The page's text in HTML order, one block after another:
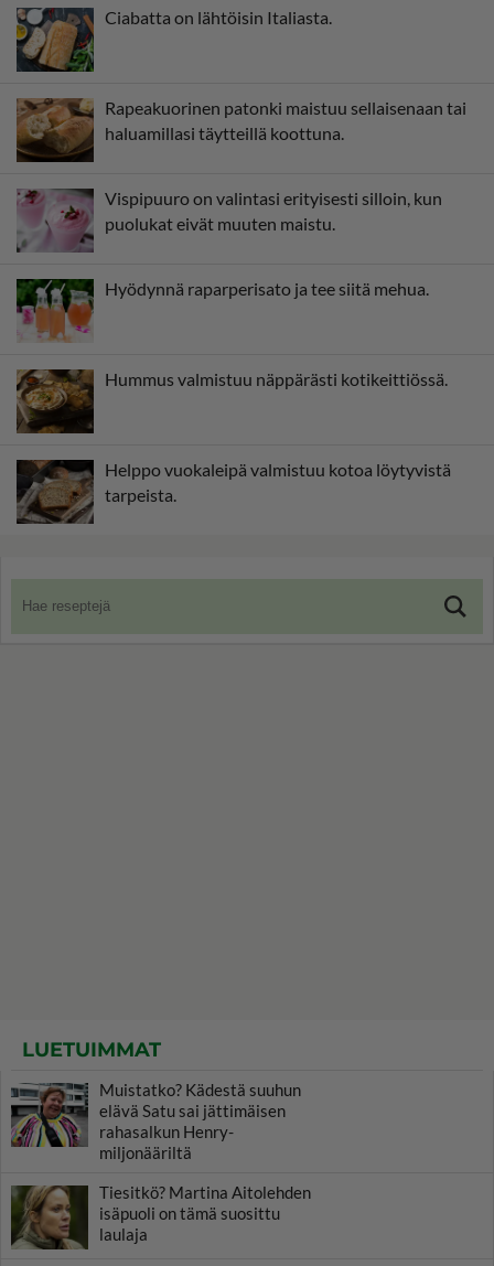
Ciabatta on lähtöisin Italiasta.
Rapeakuorinen patonki maistuu sellaisenaan tai
haluamillasi täytteillä koottuna.
Vispipuuro on valintasi erityisesti silloin, kun
puolukat eivät muuten maistu.
Hyödynnä raparperisato ja tee siitä mehua.
Hummus valmistuu näppärästi kotikeittiössä.
Helppo vuokaleipä valmistuu kotoa löytyvistä
tarpeista.
LUETUIMMAT
Muistatko? Kädestä suuhun
elävä Satu sai jättimäisen
rahasalkun Henry-
miljonääriltä
Tiesitkö? Martina Aitolehden
isäpuoli on tämä suosittu
laulaja